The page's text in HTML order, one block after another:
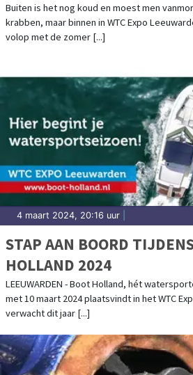
Buiten is het nog koud en moest men
krabben, maar binnen in WTC Expo
volop met de zomer [...]
4 maart 2024, 20:16 uur
STAP AAN BOORD
HOLLAND 2024
LEEUWARDEN - Boot Holland, hét
met 10 maart 2024 plaatsvindt in het WTC
verwacht dit jaar [...]